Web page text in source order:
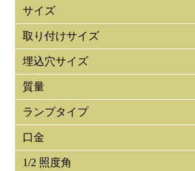
サイズ
取り付けサイズ
埋込穴サイズ
質量
ランプタイプ
口金
1/2 照度角